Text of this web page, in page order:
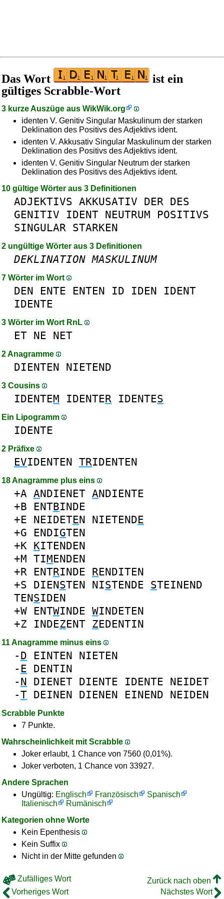
Das Wort
ist ein
gültiges Scrabble-Wort
3 kurze Auszüge aus WikWik.org
identen V. Genitiv Singular Maskulinum der starken
Deklination des Positivs des Adjektivs ident.
identen V. Akkusativ Singular Maskulinum der starken
Deklination des Positivs des Adjektivs ident.
identen V. Genitiv Singular Neutrum der starken
Deklination des Positivs des Adjektivs ident.
10 gültige Wörter aus 3 Definitionen
ADJEKTIVS AKKUSATIV DER DES
GENITIV
IDENT NEUTRUM
POSITIVS
SINGULAR STARKEN
2 ungültige Wörter aus 3 Definitionen
DEKLINATION MASKULINUM
7 Wörter im Wort
DEN ENTE ENTEN ID IDEN
IDENT
IDENTE
3 Wörter im Wort RnL
ET NE NET
2 Anagramme
DIENTEN NIETEND
3 Cousins
IDENTEM IDENTER IDENTES
Ein Lipogramm
IDENTE
2 Präfixe
EVIDENTEN TRIDENTEN
18 Anagramme plus eins
+A ANDIENET ANDIENTE
+B ENTBINDE
+E NEIDETEN NIETENDE
+G ENDIGTEN
+K KITENDEN
+M TIMENDEN
+R ENTRINDE RENDITEN
+S DIENSTEN NISTENDE STEINEND
TENSIDEN
+W ENTWINDE WINDETEN
+Z INDEZENT ZEDENTIN
11 Anagramme minus eins
- D EINTEN NIETEN
- E DENTIN
- N DIENET DIENTE IDENTE NEIDET
-T DEINEN DIENEN EINEND NEIDEN
Scrabble Punkte
7 Punkte.
Wahrscheinlichkeit mit Scrabble
Joker erlaubt, 1 Chance von 7560 (0,01%).
Joker verboten, 1 Chance von 33927.
Andere Sprachen
Ungültig: Englisch Französisch
Spanisch
Italienisch
Rumänisch
Kategorien ohne Worte
Kein Epenthesis
Kein Suffix
Nicht in der Mitte gefunden
Zufälliges Wort
Zurück nach oben
Vorheriges Wort
Nächstes Wort